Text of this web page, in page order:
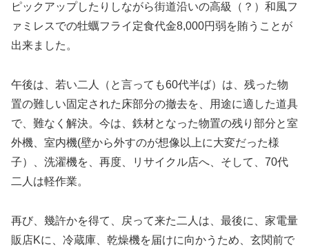
ピックアップしたりしながら街道沿いの高級（？）和風フ
ァミレスでの牡蠣フライ定食代金8,000円弱を賄うことが
出来ました。
午後は、若い二人（と言っても60代半ば）は、残った物
置の難しい固定された床部分の撤去を、用途に適した道具
で、難なく解決。今は、鉄材となった物置の残り部分と室
外機、室内機(壁から外すのが想像以上に大変だった様
子）、洗濯機を、再度、リサイクル店へ、そして、70代
二人は軽作業。
再び、幾許かを得て、戻って来た二人は、最後に、家電量
販店Kに、冷蔵庫、乾燥機を届けに向かうため、玄関前で